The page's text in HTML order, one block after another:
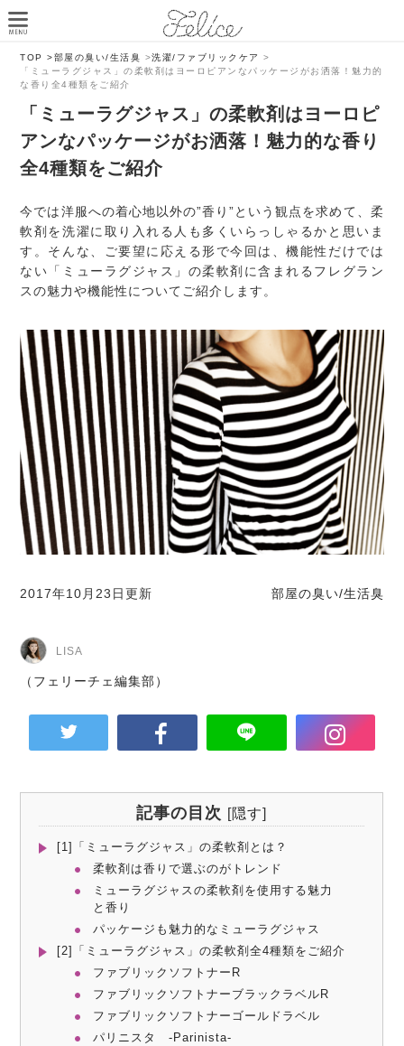
TOP >部屋の臭い/生活臭 >洗濯/ファブリックケア
>
「ミューラグジャス」の柔軟剤はヨーロピアンなパッケージがお洒落！魅力的
な香り全4種類をご紹介
「ミューラグジャス」の柔軟剤はヨーロピ
アンなパッケージがお洒落！魅力的な香り
全4種類をご紹介
今では洋服への着心地以外の”香り”という観点を求めて、柔
軟剤を洗濯に取り入れる人も多くいらっしゃるかと思いま
す。そんな、ご要望に応える形で今回は、機能性だけでは
ない「ミューラグジャス」の柔軟剤に含まれるフレグラン
スの魅力や機能性についてご紹介します。
2017年10月23日更新 部屋の臭い/生活臭
LISA
（フェリーチェ編集部）
記事の目次 [隠す]
[1]「ミューラグジャス」の柔軟剤とは？
柔軟剤は香りで選ぶのがトレンド
ミューラグジャスの柔軟剤を使用する魅力
と香り
パッケージも魅力的なミューラグジャス
[2]「ミューラグジャス」の柔軟剤全4種類をご紹介
ファブリックソフトナーR
ファブリックソフトナーブラックラベルR
ファブリックソフトナーゴールドラベル
パリニスタ -Parinista-